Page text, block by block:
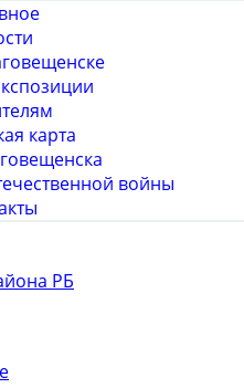
карта
войны